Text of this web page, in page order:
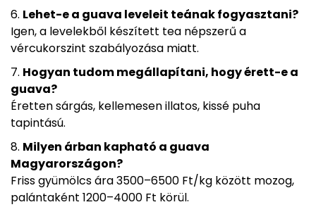
Lehet-e a guava leveleit teának fogyasztani?
Igen, a levelekből készített tea népszerű a
vércukorszint szabályozása miatt.
Hogyan tudom megállapítani, hogy érett-e a
guava?
Éretten sárgás, kellemesen illatos, kissé puha
tapintású.
Milyen árban kapható a guava
Magyarországon?
Friss gyümölcs ára 3500–6500 Ft/kg között mozog,
palántaként 1200–4000 Ft körül.